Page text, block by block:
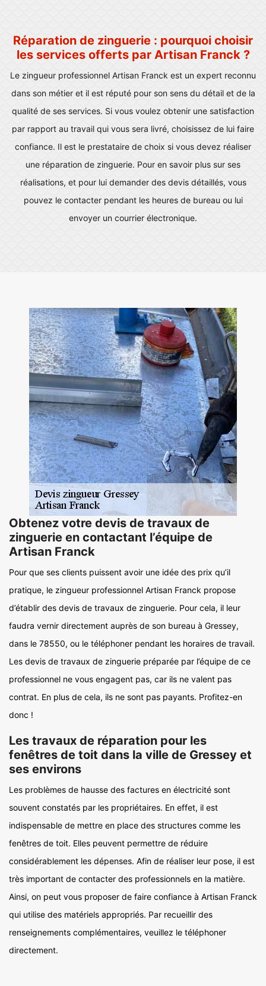
Réparation de zinguerie : pourquoi choisir
les services offerts par Artisan Franck ?
Le zingueur professionnel Artisan Franck est un expert reconnu
dans son métier et il est réputé pour son sens du détail et de la
qualité de ses services. Si vous voulez obtenir une satisfaction
par rapport au travail qui vous sera livré, choisissez de lui faire
confiance. Il est le prestataire de choix si vous devez réaliser
une réparation de zinguerie. Pour en savoir plus sur ses
réalisations, et pour lui demander des devis détaillés, vous
pouvez le contacter pendant les heures de bureau ou lui
envoyer un courrier électronique.
Obtenez votre devis de travaux de
zinguerie en contactant l’équipe de
Artisan Franck
Pour que ses clients puissent avoir une idée des prix qu’il
pratique, le zingueur professionnel Artisan Franck propose
d’établir des devis de travaux de zinguerie. Pour cela, il leur
faudra vernir directement auprès de son bureau à Gressey,
dans le 78550, ou le téléphoner pendant les horaires de travail.
Les devis de travaux de zinguerie préparée par l’équipe de ce
professionnel ne vous engagent pas, car ils ne valent pas
contrat. En plus de cela, ils ne sont pas payants. Profitez-en
donc !
Les travaux de réparation pour les
fenêtres de toit dans la ville de Gressey et
ses environs
Les problèmes de hausse des factures en électricité sont
souvent constatés par les propriétaires. En effet, il est
indispensable de mettre en place des structures comme les
fenêtres de toit. Elles peuvent permettre de réduire
considérablement les dépenses. Afin de réaliser leur pose, il est
très important de contacter des professionnels en la matière.
Ainsi, on peut vous proposer de faire confiance à Artisan Franck
qui utilise des matériels appropriés. Par recueillir des
renseignements complémentaires, veuillez le téléphoner
directement.